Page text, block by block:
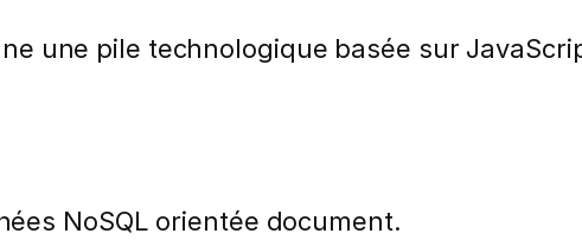
une pile technologique basée sur
NoSQL orientée document.